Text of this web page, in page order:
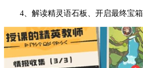
4、解读精灵语石板、开启最终宝箱